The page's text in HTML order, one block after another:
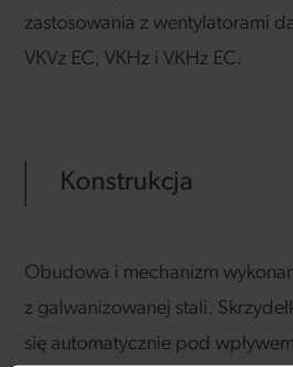
zastosowania z wentylatorami
VKVz EC, VKHz i VKHz EC.
Konstrukcja
Obudowa i mechanizm
z galwanizowanej stali.
się automatycznie pod